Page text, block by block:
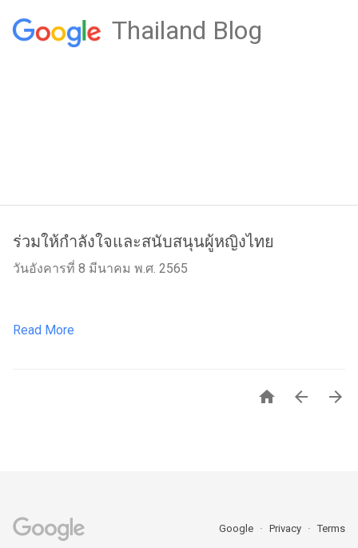
Thailand Blog
ร่วมให้กำลังใจและสนับสนุนผู้หญิงไทย
วันอังคารที่ 8 มีนาคม พ.ศ. 2565
Read More
  
Google Privacy Terms